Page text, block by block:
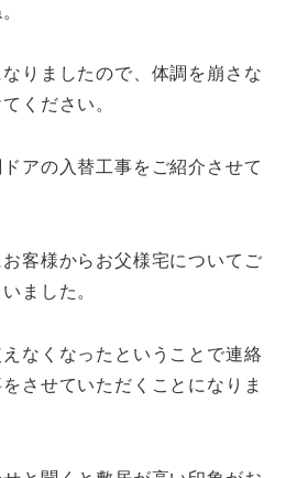
りましたので、体調を崩さな
ください。
アの入替工事をご紹介させて
客様からお父様宅についてご
ました。
なくなったということで連絡
させていただくことになりま